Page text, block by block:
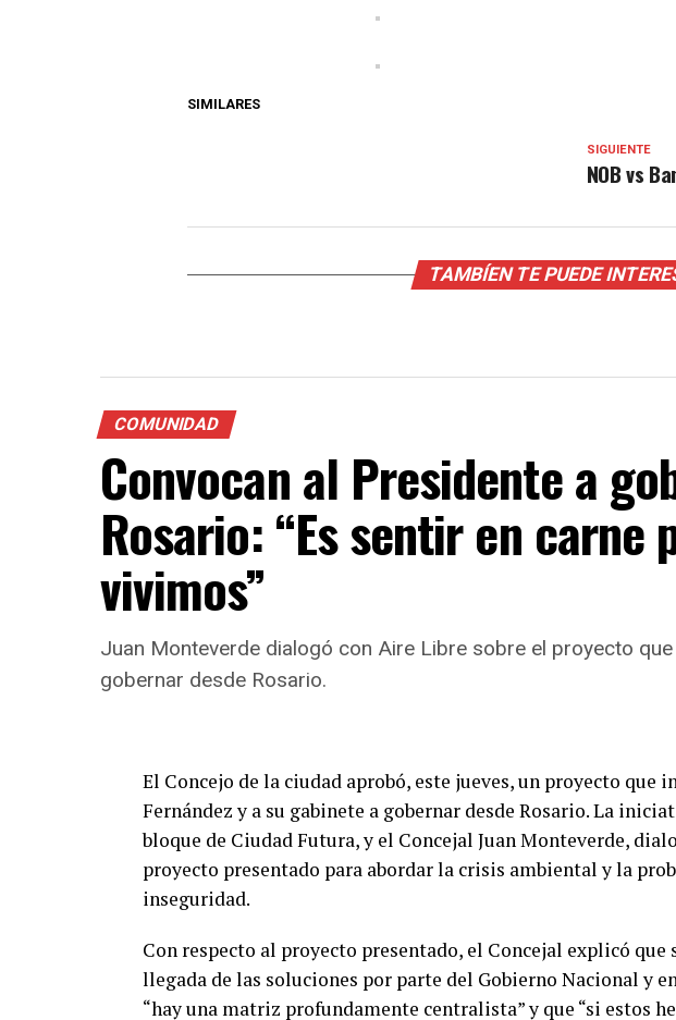
SIMILARES
SIGUIENTE
NOB vs
TAMBÍEN TE PUEDE
COMUNIDAD
Convocan al Presidente a
Rosario: “Es sentir en carne
vivimos”
Juan Monteverde dialogó con Aire Libre sobre el proyecto
gobernar desde Rosario.
El Concejo de la ciudad aprobó, este jueves, un proyecto que
Fernández y a su gabinete a gobernar desde Rosario. La
bloque de Ciudad Futura, y el Concejal Juan Monteverde,
proyecto presentado para abordar la crisis ambiental y la
inseguridad.
Con respecto al proyecto presentado, el Concejal explicó
llegada de las soluciones por parte del Gobierno Nacional y
“hay una matriz profundamente centralista” y que “si estos